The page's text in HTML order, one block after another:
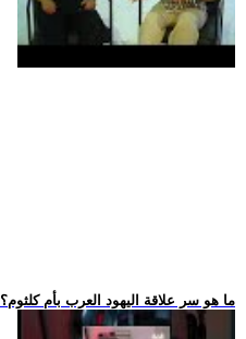
.. ما هو سر علاقة اليهود العرب بأم كلثوم؟